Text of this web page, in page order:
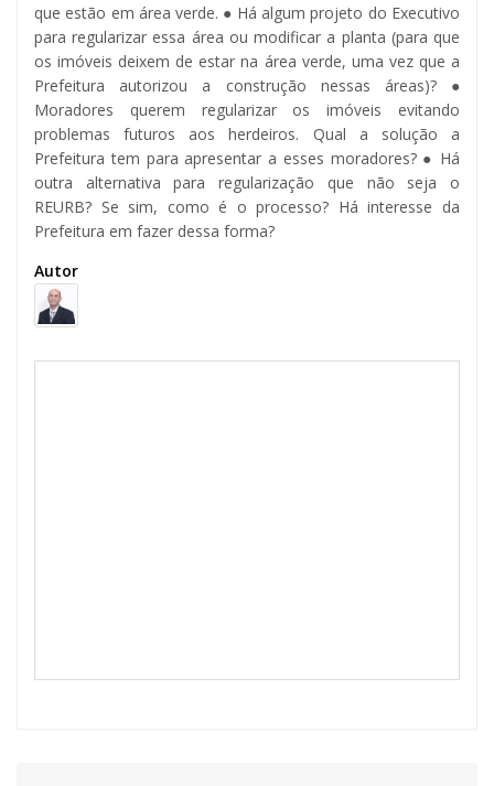
que estão em área verde. ● Há algum projeto do Executivo
para regularizar essa área ou modificar a planta (para que
os imóveis deixem de estar na área verde, uma vez que a
Prefeitura autorizou a construção nessas áreas)? ●
Moradores querem regularizar os imóveis evitando
problemas futuros aos herdeiros. Qual a solução a
Prefeitura tem para apresentar a esses moradores? ● Há
outra alternativa para regularização que não seja o
REURB? Se sim, como é o processo? Há interesse da
Prefeitura em fazer dessa forma?
Autor